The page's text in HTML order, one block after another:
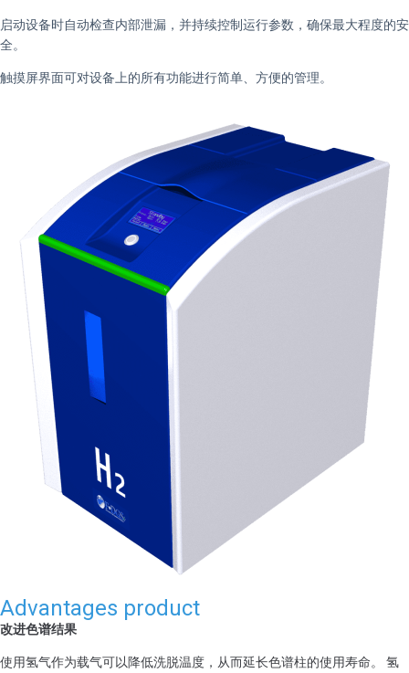
启动设备时自动检查内部泄漏，并持续控制运行参数，确保最大程度的安
全。
触摸屏界面可对设备上的所有功能进行简单、方便的管理。
Advantages product
改进色谱结果
使用氢气作为载气可以降低洗脱温度，从而延长色谱柱的使用寿命。 氢